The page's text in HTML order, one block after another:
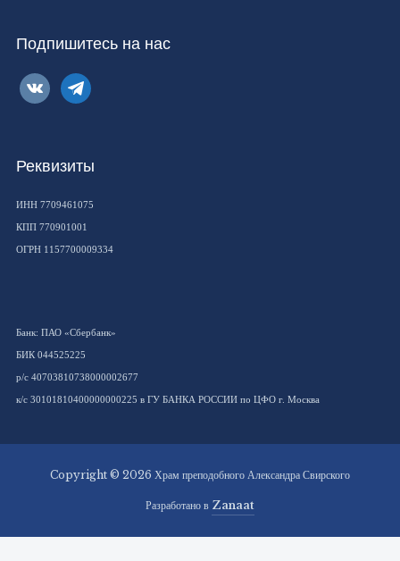
Подпишитесь на нас
vkontaktetelegram
Реквизиты
ИНН 7709461075
КПП 770901001
ОГРН 1157700009334
Банк: ПАО «Сбербанк»
БИК 044525225
р/с 40703810738000002677
к/с 30101810400000000225 в ГУ БАНКА РОССИИ по ЦФО г. Москва
Copyright © 2026 Храм преподобного Александра Свирского
Разработано в Zanaat